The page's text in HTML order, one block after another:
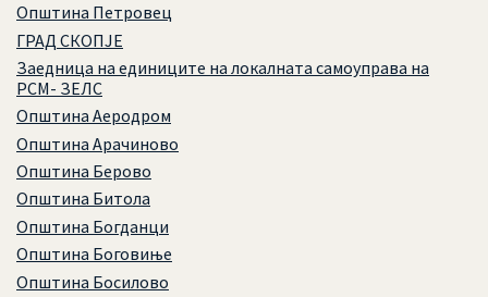
Oпштина Петровец
ГРАД СКОПЈЕ
Заедница на единиците на локалната самоуправа на
РСМ- ЗЕЛС
Општина Аеродром
Општина Арачиново
Општина Берово
Општина Битола
Општина Богданци
Општина Боговиње
Општина Босилово